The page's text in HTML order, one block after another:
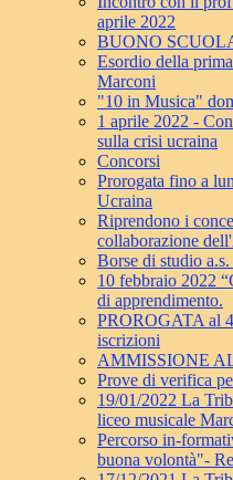
aprile 2022
BUONO
Esordio della
Marconi
"10 in Musica"
1 aprile 2022 -
sulla crisi ucraina
Concorsi
Prorogata fino a
Ucraina
Riprendono i
collaborazione
Borse di studio
10 febbraio 2022
di apprendimento.
PROROGATA al
iscrizioni
AMMISSIONE
Prove di verifica
19/01/2022 La
liceo musicale
Percorso in-
buona volontà"-